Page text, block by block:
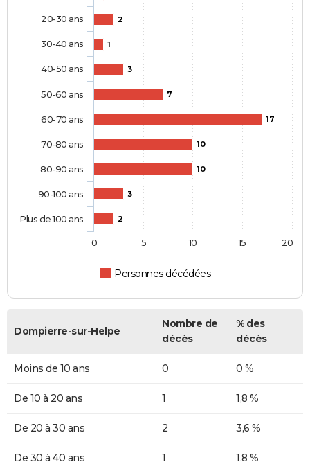
2
1
3
7
17
10
10
3
2
Personnes décédées
20-30 ans
30-40 ans
40-50 ans
50-60 ans
60-70 ans
70-80 ans
80-90 ans
90-100 ans
Plus de 100 ans
0 5 10 15 20
Dompierre-sur-Helpe
Nombre de
décès
% des
décès
Moins de 10 ans 0 0 %
De 10 à 20 ans 1 1,8 %
De 20 à 30 ans 2 3,6 %
De 30 à 40 ans 1 1,8 %